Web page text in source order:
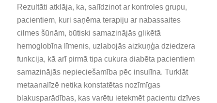
Rezultāti atklāja, ka, salīdzinot ar kontroles grupu,
pacientiem, kuri saņēma terapiju ar nabassaites
cilmes šūnām, būtiski samazinājās glikētā
hemoglobīna līmenis, uzlabojās aizkuņģa dziedzera
funkcija, kā arī pirmā tipa cukura diabēta pacientiem
samazinājās nepieciešamība pēc insulīna. Turklāt
metaanalīzē netika konstatētas nozīmīgas
blakusparādības, kas varētu ietekmēt pacientu dzīves